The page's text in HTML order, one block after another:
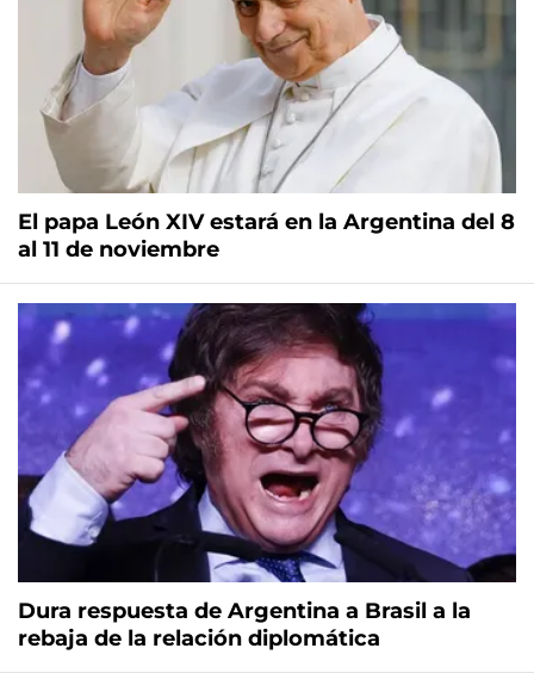
El papa León XIV estará en la Argentina del 8
al 11 de noviembre
Dura respuesta de Argentina a Brasil a la
rebaja de la relación diplomática